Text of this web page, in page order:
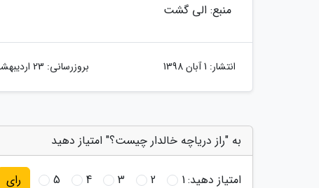
منبع: الی گشت
انتشار: 1 آبان 1398 بروزرسانی: 23 اردیبهشت 1404
به "راز دریاچه خالدار چیست؟" امتیاز دهید
امتیاز دهید:1
2
3
4
5 رای